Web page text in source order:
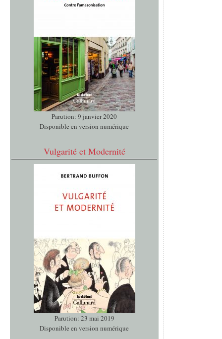
Parution: 9 janvier 2020
Disponible en version numérique
Vulgarité et Modernité
Parution: 23 mai 2019
Disponible en version numérique